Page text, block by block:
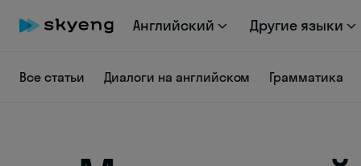
Английский Другие языки
Все статьи Диалоги на английском Грамматика